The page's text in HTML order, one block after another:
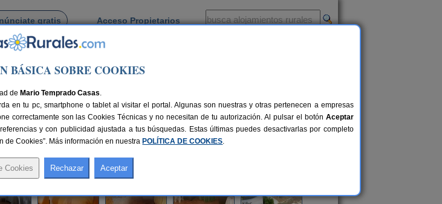
gratis Acceso Propietarios
BÁSICA SOBRE COOKIES
de Mario Temprado Casas.
en tu pc, smartphone o tablet al visitar el portal. Algunas son nuestras y otras pertenecen a empresas
correctamente son las Cookies Técnicas y no necesitan de tu autorización. Al pulsar el botón Aceptar
y con publicidad ajustada a tus búsquedas. Estas últimas puedes desactivarlas por completo
de Cookies”. Más información en nuestra POLÍTICA DE COOKIES.